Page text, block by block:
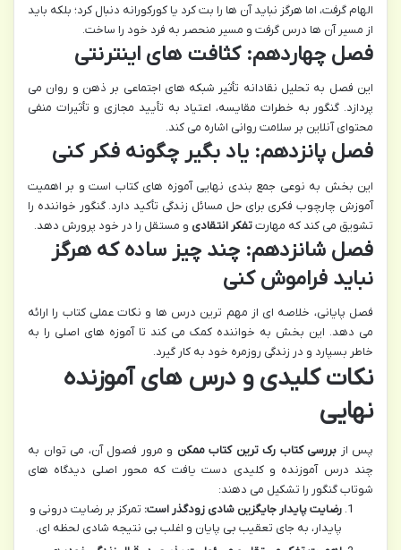
الهام گرفت، اما هرگز نباید آن ها را بت کرد یا کورکورانه دنبال کرد؛ بلکه باید
از مسیر آن ها درس گرفت و مسیر منحصر به فرد خود را ساخت.
فصل چهاردهم: کثافت های اینترنتی
این فصل به تحلیل نقادانه تأثیر شبکه های اجتماعی بر ذهن و روان می
پردازد. گنگور به خطرات مقایسه، اعتیاد به تأیید مجازی و تأثیرات منفی
محتوای آنلاین بر سلامت روانی اشاره می کند.
فصل پانزدهم: یاد بگیر چگونه فکر کنی
این بخش به نوعی جمع بندی نهایی آموزه های کتاب است و بر اهمیت
آموزش چارچوب فکری برای حل مسائل زندگی تأکید دارد. گنگور خواننده را
تشویق می کند که مهارتتفکر انتقادی و مستقل را در خود پرورش دهد.
فصل شانزدهم: چند چیز ساده که هرگز
نباید فراموش کنی
فصل پایانی، خلاصه ای از مهم ترین درس ها و نکات عملی کتاب را ارائه
می دهد. این بخش به خواننده کمک می کند تا آموزه های اصلی را به
خاطر بسپارد و در زندگی روزمره خود به کار گیرد.
نکات کلیدی و درس های آموزنده
نهایی
پس از بررسی کتاب رک ترین کتاب ممکن و مرور فصول آن، می توان به
چند درس آموزنده و کلیدی دست یافت که محور اصلی دیدگاه های
شوتاب گنگور را تشکیل می دهند:
رضایت پایدار جایگزین شادی زودگذر است: تمرکز بر رضایت درونی و
پایدار، به جای تعقیب بی پایان و اغلب بی نتیجه شادی لحظه ای.